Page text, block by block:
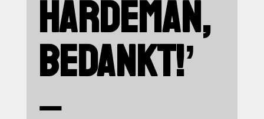
HARDEMAN,
BEDANKT!’